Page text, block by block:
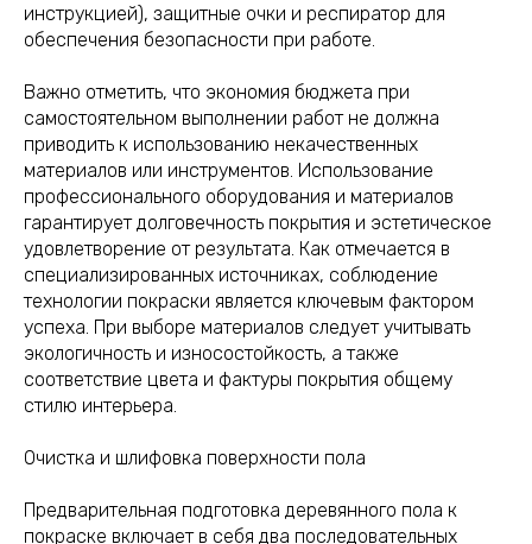
инструкцией), защитные очки и респиратор для
обеспечения безопасности при работе.
Важно отметить, что экономия бюджета при
самостоятельном выполнении работ не должна
приводить к использованию некачественных
материалов или инструментов. Использование
профессионального оборудования и материалов
гарантирует долговечность покрытия и эстетическое
удовлетворение от результата. Как отмечается в
специализированных источниках, соблюдение
технологии покраски является ключевым фактором
успеха. При выборе материалов следует учитывать
экологичность и износостойкость, а также
соответствие цвета и фактуры покрытия общему
стилю интерьера.
Очистка и шлифовка поверхности пола
Предварительная подготовка деревянного пола к
покраске включает в себя два последовательных